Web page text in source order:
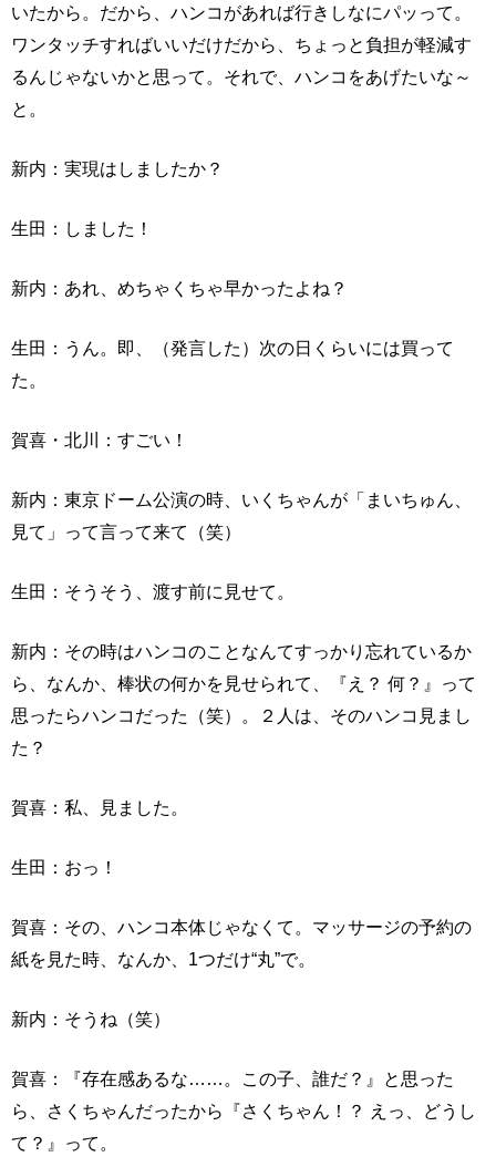
いたから。だから、ハンコがあれば行きしなにパッって。
ワンタッチすればいいだけだから、ちょっと負担が軽減す
るんじゃないかと思って。それで、ハンコをあげたいな～
と。
新内：実現はしましたか？
生田：しました！
新内：あれ、めちゃくちゃ早かったよね？
生田：うん。即、（発言した）次の日くらいには買って
た。
賀喜・北川：すごい！
新内：東京ドーム公演の時、いくちゃんが「まいちゅん、
見て」って言って来て（笑）
生田：そうそう、渡す前に見せて。
新内：その時はハンコのことなんてすっかり忘れているか
ら、なんか、棒状の何かを見せられて、『え？ 何？』って
思ったらハンコだった（笑）。２人は、そのハンコ見まし
た？
賀喜：私、見ました。
生田：おっ！
賀喜：その、ハンコ本体じゃなくて。マッサージの予約の
紙を見た時、なんか、1つだけ“丸”で。
新内：そうね（笑）
賀喜：『存在感あるな……。この子、誰だ？』と思った
ら、さくちゃんだったから『さくちゃん！？ えっ、どうし
て？』って。